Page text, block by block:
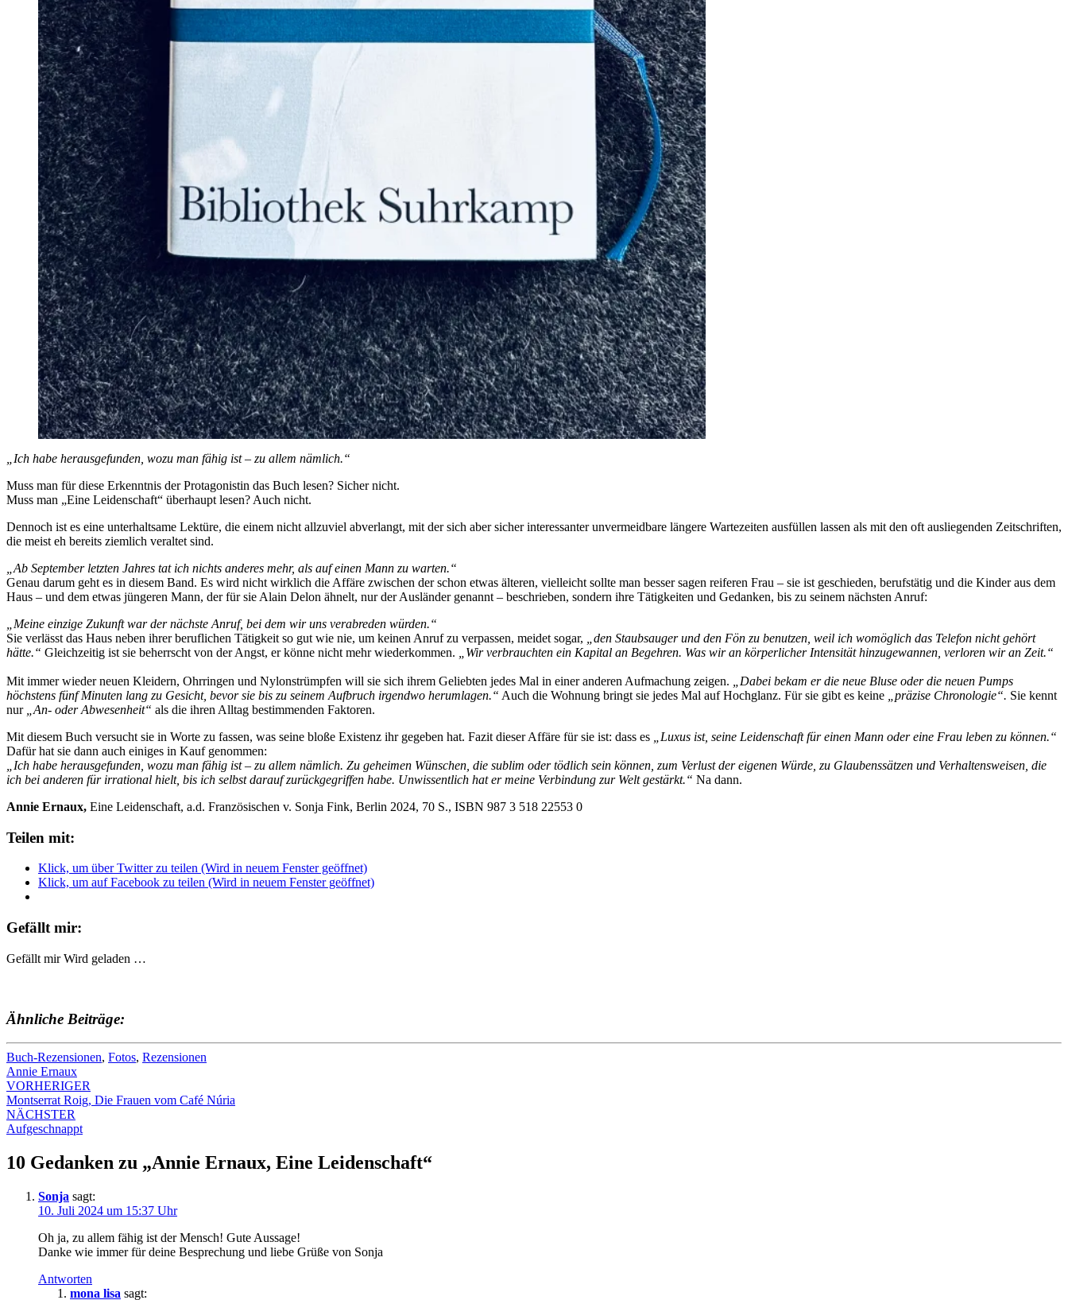
„Ich habe herausgefunden, wozu man fähig ist – zu allem nämlich.“
Muss man für diese Erkenntnis der Protagonistin das Buch lesen? Sicher nicht.
Muss man „Eine Leidenschaft“ überhaupt lesen? Auch nicht.
Dennoch ist es eine unterhaltsame Lektüre, die einem nicht allzuviel abverlangt, mit der sich aber sicher interessanter unvermeidbare längere Wartezeiten ausfüllen lassen als mit den oft ausliegenden Zeitschriften,
die meist eh bereits ziemlich veraltet sind.
„Ab September letzten Jahres tat ich nichts anderes mehr, als auf einen Mann zu warten.“
Genau darum geht es in diesem Band. Es wird nicht wirklich die Affäre zwischen der schon etwas älteren, vielleicht sollte man besser sagen reiferen Frau – sie ist geschieden, berufstätig und die Kinder aus dem
Haus – und dem etwas jüngeren Mann, der für sie Alain Delon ähnelt, nur der Ausländer genannt – beschrieben, sondern ihre Tätigkeiten und Gedanken, bis zu seinem nächsten Anruf:
„Meine einzige Zukunft war der nächste Anruf, bei dem wir uns verabreden würden.“
Sie verlässt das Haus neben ihrer beruflichen Tätigkeit so gut wie nie, um keinen Anruf zu verpassen, meidet sogar,
„den Staubsauger und den Fön zu benutzen, weil ich womöglich das Telefon nicht gehört
hätte.“ Gleichzeitig ist sie beherrscht von der Angst, er könne nicht mehr wiederkommen. „Wir verbrauchten ein Kapital an Begehren. Was wir an körperlicher Intensität hinzugewannen, verloren wir an Zeit.“
Mit immer wieder neuen Kleidern, Ohrringen und Nylonstrümpfen will sie sich ihrem Geliebten jedes Mal in einer anderen Aufmachung zeigen.
„Dabei bekam er die neue Bluse oder die neuen Pumps
höchstens fünf Minuten lang zu Gesicht, bevor sie bis zu seinem Aufbruch irgendwo herumlagen.“ Auch die Wohnung bringt sie jedes Mal auf Hochglanz. Für sie gibt es keine „präzise Chronologie“. Sie kennt
nur
„An- oder Abwesenheit“ als die ihren Alltag bestimmenden Faktoren.
Mit diesem Buch versucht sie in Worte zu fassen, was seine bloße Existenz ihr gegeben hat. Fazit dieser Affäre für sie ist: dass es
„Luxus ist, seine Leidenschaft für einen Mann oder eine Frau leben zu können.“
Dafür hat sie dann auch einiges in Kauf genommen:
„Ich habe herausgefunden, wozu man fähig ist – zu allem nämlich. Zu geheimen Wünschen, die sublim oder tödlich sein können, zum Verlust der eigenen Würde, zu Glaubenssätzen und Verhaltensweisen, die
ich bei anderen für irrational hielt, bis ich selbst darauf zurückgegriffen habe. Unwissentlich hat er meine Verbindung zur Welt gestärkt.“ Na dann.
Annie Ernaux, Eine Leidenschaft, a.d. Französischen v. Sonja Fink, Berlin 2024, 70 S., ISBN 987 3 518 22553 0
Teilen mit:
Klick, um über Twitter zu teilen (Wird in neuem Fenster geöffnet)
Klick, um auf Facebook zu teilen (Wird in neuem Fenster geöffnet)
Gefällt mir:
Gefällt mir Wird geladen …
Ähnliche Beiträge:
Buch-Rezensionen, Fotos, Rezensionen
Annie Ernaux
Beitrags-
Navigation
VORHERIGER
Montserrat Roig, Die Frauen vom Café Núria
NÄCHSTER
Aufgeschnappt
10 Gedanken zu „Annie Ernaux, Eine Leidenschaft“
Sonja sagt:
10. Juli 2024 um 15:37 Uhr
Oh ja, zu allem fähig ist der Mensch! Gute Aussage!
Danke wie immer für deine Besprechung und liebe Grüße von Sonja
Antworten
mona lisa sagt: